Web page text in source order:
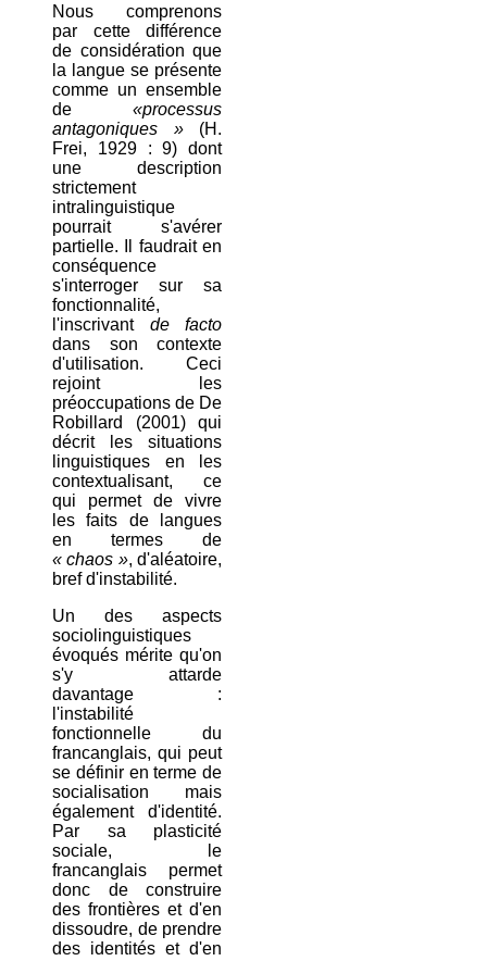
Nous comprenons
par cette différence
de considération que
la langue se présente
comme un ensemble
de «processus
antagoniques »(H.
Frei, 1929 : 9) dont
une description
strictement
intralinguistique
pourrait s'avérer
partielle. Il faudrait en
conséquence
s'interroger sur sa
fonctionnalité,
l'inscrivant de facto
dans son contexte
d'utilisation. Ceci
rejoint les
préoccupations de De
Robillard (2001) qui
décrit les situations
linguistiques en les
contextualisant, ce
qui permet de vivre
les faits de langues
en termes de
« chaos », d'aléatoire,
bref d'instabilité.
Un des aspects
sociolinguistiques
évoqués mérite qu'on
s'y attarde
davantage :
l'instabilité
fonctionnelle du
francanglais, qui peut
se définir en terme de
socialisation mais
également d'identité.
Par sa plasticité
sociale, le
francanglais permet
donc de construire
des frontières et d'en
dissoudre, de prendre
des identités et d'en